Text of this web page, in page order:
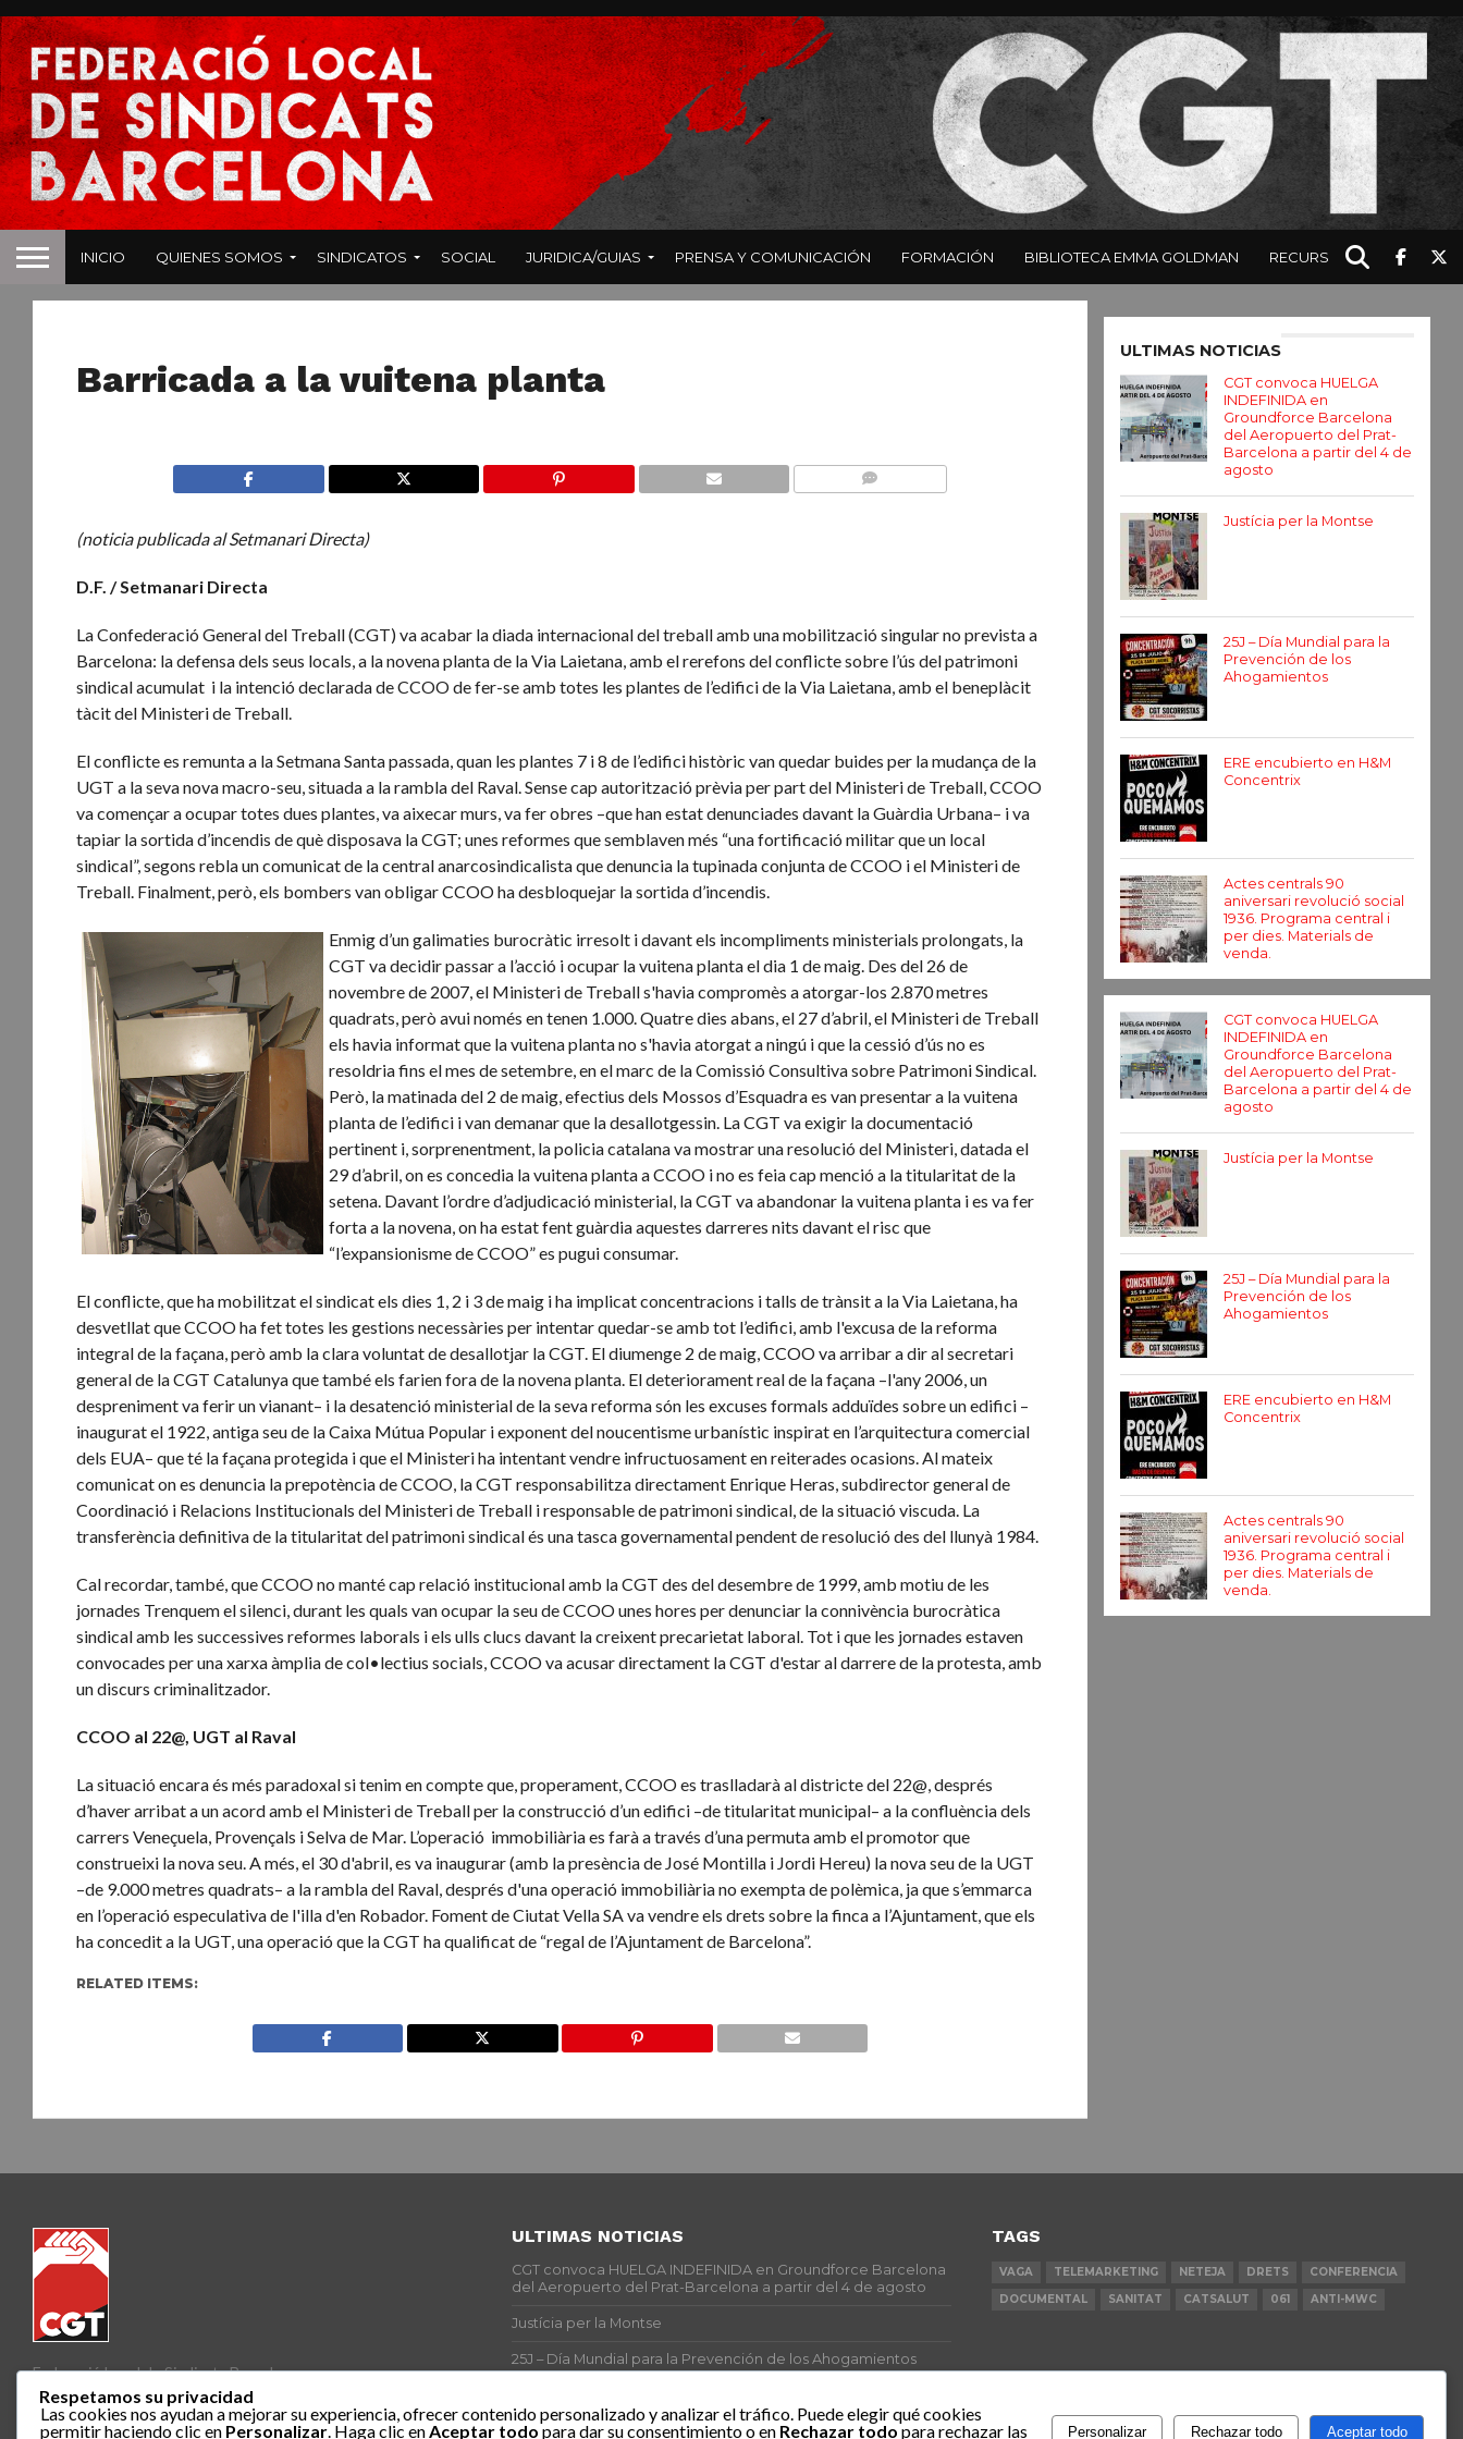
INICIO QUIENES SOMOS SINDICATOS SOCIAL JURIDICA/GUIAS PRENSA Y COMUNICACIÓN FORMACIÓN BIBLIOTECA EMMA GOLDMAN RECURSOS
Barricada a la vuitena planta
(noticia publicada al Setmanari Directa)
D.F. / Setmanari Directa
La Confederació General del Treball (CGT) va acabar la diada internacional del treball amb una mobilització singular no prevista a
Barcelona: la defensa dels seus locals, a la novena planta de la Via Laietana, amb el rerefons del conflicte sobre l’ús del patrimoni
sindical acumulat i la intenció declarada de CCOO de fer-se amb totes les plantes de l’edifici de la Via Laietana, amb el beneplàcit
tàcit del Ministeri de Treball.
El conflicte es remunta a la Setmana Santa passada, quan les plantes 7 i 8 de l’edifici històric van quedar buides per la mudança de la
UGT a la seva nova macro-seu, situada a la rambla del Raval. Sense cap autorització prèvia per part del Ministeri de Treball, CCOO
va començar a ocupar totes dues plantes, va aixecar murs, va fer obres –que han estat denunciades davant la Guàrdia Urbana– i va
tapiar la sortida d’incendis de què disposava la CGT; unes reformes que semblaven més “una fortificació militar que un local
sindical”, segons rebla un comunicat de la central anarcosindicalista que denuncia la tupinada conjunta de CCOO i el Ministeri de
Treball. Finalment, però, els bombers van obligar CCOO ha desbloquejar la sortida d’incendis.
Enmig d’un galimaties burocràtic irresolt i davant els incompliments ministerials prolongats, la
CGT va decidir passar a l’acció i ocupar la vuitena planta el dia 1 de maig. Des del 26 de
novembre de 2007, el Ministeri de Treball s'havia compromès a atorgar-los 2.870 metres
quadrats, però avui només en tenen 1.000. Quatre dies abans, el 27 d’abril, el Ministeri de Treball
els havia informat que la vuitena planta no s'havia atorgat a ningú i que la cessió d’ús no es
resoldria fins el mes de setembre, en el marc de la Comissió Consultiva sobre Patrimoni Sindical.
Però, la matinada del 2 de maig, efectius dels Mossos d’Esquadra es van presentar a la vuitena
planta de l’edifici i van demanar que la desallotgessin. La CGT va exigir la documentació
pertinent i, sorprenentment, la policia catalana va mostrar una resolució del Ministeri, datada el
29 d’abril, on es concedia la vuitena planta a CCOO i no es feia cap menció a la titularitat de la
setena. Davant l’ordre d’adjudicació ministerial, la CGT va abandonar la vuitena planta i es va fer
forta a la novena, on ha estat fent guàrdia aquestes darreres nits davant el risc que
“l’expansionisme de CCOO” es pugui consumar.
El conflicte, que ha mobilitzat el sindicat els dies 1, 2 i 3 de maig i ha implicat concentracions i talls de trànsit a la Via Laietana, ha
desvetllat que CCOO ha fet totes les gestions necessàries per intentar quedar-se amb tot l’edifici, amb l'excusa de la reforma
integral de la façana, però amb la clara voluntat de desallotjar la CGT. El diumenge 2 de maig, CCOO va arribar a dir al secretari
general de la CGT Catalunya que també els farien fora de la novena planta. El deteriorament real de la façana –l'any 2006, un
despreniment va ferir un vianant– i la desatenció ministerial de la seva reforma són les excuses formals adduïdes sobre un edifici –
inaugurat el 1922, antiga seu de la Caixa Mútua Popular i exponent del noucentisme urbanístic inspirat en l’arquitectura comercial
dels EUA– que té la façana protegida i que el Ministeri ha intentant vendre infructuosament en reiterades ocasions. Al mateix
comunicat on es denuncia la prepotència de CCOO, la CGT responsabilitza directament Enrique Heras, subdirector general de
Coordinació i Relacions Institucionals del Ministeri de Treball i responsable de patrimoni sindical, de la situació viscuda. La
transferència definitiva de la titularitat del patrimoni sindical és una tasca governamental pendent de resolució des del llunyà 1984.
Cal recordar, també, que CCOO no manté cap relació institucional amb la CGT des del desembre de 1999, amb motiu de les
jornades Trenquem el silenci, durant les quals van ocupar la seu de CCOO unes hores per denunciar la connivència burocràtica
sindical amb les successives reformes laborals i els ulls clucs davant la creixent precarietat laboral. Tot i que les jornades estaven
convocades per una xarxa àmplia de col•lectius socials, CCOO va acusar directament la CGT d'estar al darrere de la protesta, amb
un discurs criminalitzador.
CCOO al 22@, UGT al Raval
La situació encara és més paradoxal si tenim en compte que, properament, CCOO es traslladarà al districte del 22@, després
d’haver arribat a un acord amb el Ministeri de Treball per la construcció d’un edifici –de titularitat municipal– a la confluència dels
carrers Veneçuela, Provençals i Selva de Mar. L’operació immobiliària es farà a través d’una permuta amb el promotor que
construeixi la nova seu. A més, el 30 d'abril, es va inaugurar (amb la presència de José Montilla i Jordi Hereu) la nova seu de la UGT
–de 9.000 metres quadrats– a la rambla del Raval, després d'una operació immobiliària no exempta de polèmica, ja que s’emmarca
en l’operació especulativa de l'illa d'en Robador. Foment de Ciutat Vella SA va vendre els drets sobre la finca a l’Ajuntament, que els
ha concedit a la UGT, una operació que la CGT ha qualificat de “regal de l’Ajuntament de Barcelona”.
RELATED ITEMS:
ULTIMAS NOTICIAS
CGT convoca HUELGA
INDEFINIDA en
Groundforce Barcelona
del Aeropuerto del Prat-
Barcelona a partir del 4 de
agosto
Justícia per la Montse
25J – Día Mundial para la
Prevención de los
Ahogamientos
ERE encubierto en H&M
Concentrix
Actes centrals 90
aniversari revolució social
1936. Programa central i
per dies. Materials de
venda.
CGT convoca HUELGA
INDEFINIDA en
Groundforce Barcelona
del Aeropuerto del Prat-
Barcelona a partir del 4 de
agosto
Justícia per la Montse
25J – Día Mundial para la
Prevención de los
Ahogamientos
ERE encubierto en H&M
Concentrix
Actes centrals 90
aniversari revolució social
1936. Programa central i
per dies. Materials de
venda.
Federació Local de Sindicats Barcelona
ULTIMAS NOTICIAS
CGT convoca HUELGA INDEFINIDA en Groundforce Barcelona
del Aeropuerto del Prat-Barcelona a partir del 4 de agosto
Justícia per la Montse
25J – Día Mundial para la Prevención de los Ahogamientos
Actes centrals 90 aniversari revolució social 1936. Programa
TAGS
VAGA TELEMARKETING NETEJA DRETS
CONFERENCIA
DOCUMENTAL
SANITAT CATSALUT 061 ANTI-MWC
Respetamos su privacidad
Las cookies nos ayudan a mejorar su experiencia, ofrecer contenido personalizado y analizar el tráfico. Puede elegir qué cookies
permitir haciendo clic en Personalizar. Haga clic enAceptar todopara dar su consentimiento o en Rechazar todopara rechazar las
Personalizar Rechazar todo Aceptar todo